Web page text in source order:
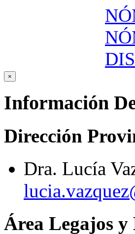
×
Información
Dirección
Dra. Lucía
Área Legajos